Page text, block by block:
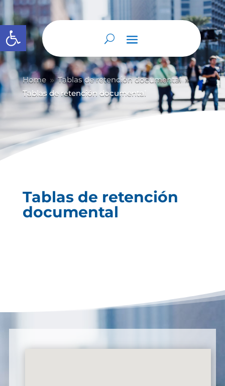
Abrir barra de herramientas
Home 9 Tablas de retención documental 9
Tablas de retención documental
Tablas de retención
documental